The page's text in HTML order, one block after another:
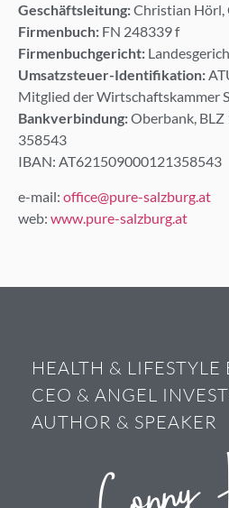
Geschäftsleitung:Christian Hörl,
Firmenbuch: FN 248339 f
Firmenbuchgericht:
Umsatzsteuer-Identifikation:
Mitglied der Wirtschaftskammer
Bankverbindung:Oberbank,
358543
IBAN: AT621509000121358543
e-mail: office@pure-salzburg.at
web: www.pure-salzburg.at
HEALTH & LIFESTYLE
CEO & ANGEL
AUTHOR & SPEAKER